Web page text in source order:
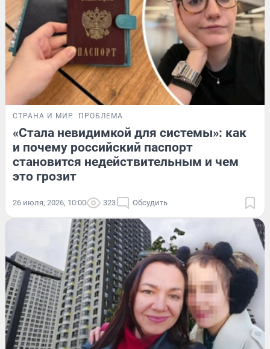
СТРАНА И МИР ПРОБЛЕМА
«Стала невидимкой для системы»: как
и почему российский паспорт
становится недействительным и чем
это грозит
26 июля, 2026, 10:00 323 Обсудить